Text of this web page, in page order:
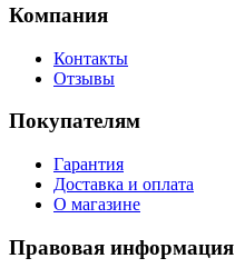
Компания
Контакты
Отзывы
Покупателям
Гарантия
Доставка и оплата
О магазине
Правовая информация